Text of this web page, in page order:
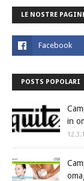
LE NOSTRE
POSTS POPOLARI
in